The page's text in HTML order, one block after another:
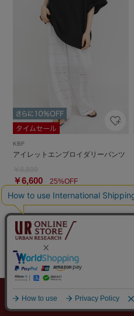
KBF
アイレットエンブロイダリーパンツ
￥6,600 25%OFF